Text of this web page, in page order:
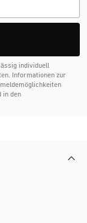
individuell
Informationen zur
in den